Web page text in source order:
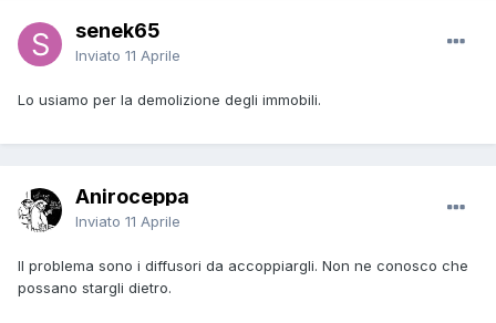
senek65
Inviato 11 Aprile
Lo usiamo per la demolizione degli immobili.
Aniroceppa
Inviato 11 Aprile
Il problema sono i diffusori da accoppiargli. Non ne conosco che
possano stargli dietro.